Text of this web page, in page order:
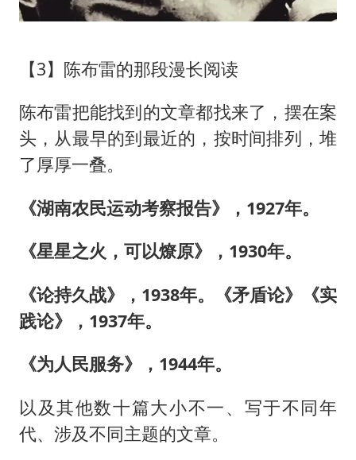
【3】陈布雷的那段漫长阅读
陈布雷把能找到的文章都找来了，摆在案
头，从最早的到最近的，按时间排列，堆
了厚厚一叠。
《湖南农民运动考察报告》，1927年。
《星星之火，可以燎原》，1930年。
《论持久战》，1938年。《矛盾论》《实
践论》，1937年。
《为人民服务》，1944年。
以及其他数十篇大小不一、写于不同年
代、涉及不同主题的文章。